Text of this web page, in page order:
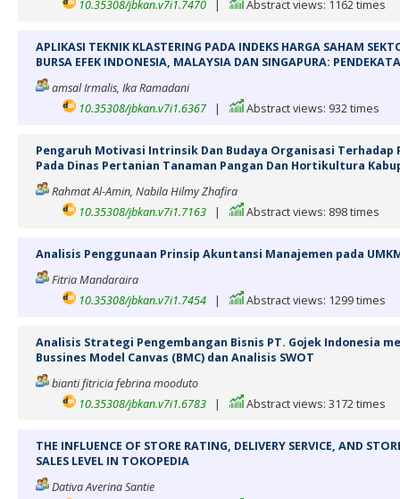
10.35308/jbkan.v7i1.7470
| Abstract views: 1162 times
APLIKASI TEKNIK KLASTERING PADA INDEKS HARGA SAHAM
BURSA EFEK INDONESIA, MALAYSIA DAN SINGAPURA:
amsal Irmalis, Ika Ramadani
10.35308/jbkan.v7i1.6367
| Abstract views: 932 times
Pengaruh Motivasi Intrinsik Dan Budaya Organisasi
Pada Dinas Pertanian Tanaman Pangan Dan Hortikultura
Rahmat Al-Amin, Nabila Hilmy Zhafira
10.35308/jbkan.v7i1.7163
| Abstract views: 898 times
Analisis Penggunaan Prinsip Akuntansi Manajemen pada
Fitria Mandaraira
10.35308/jbkan.v7i1.7454
| Abstract views: 1299 times
Analisis Strategi Pengembangan Bisnis PT. Gojek Indonesia
Bussines Model Canvas (BMC) dan Analisis SWOT
bianti fitricia febrina mooduto
10.35308/jbkan.v7i1.6783
| Abstract views: 3172 times
THE INFLUENCE OF STORE RATING, DELIVERY SERVICE, AND
SALES LEVEL IN TOKOPEDIA
Dativa Averina Santie